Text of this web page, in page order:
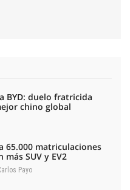
BYD: duelo fratricida
chino global
65.000 matriculaciones
más SUV y EV2
Payo